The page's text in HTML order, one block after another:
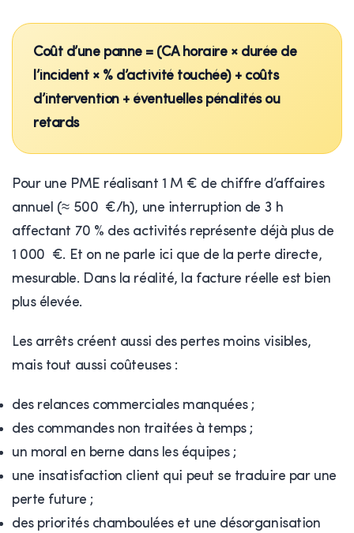
Coût d’une panne = (CA horaire × durée de
l’incident × % d’activité touchée) + coûts
d’intervention + éventuelles pénalités ou
retards
Pour une PME réalisant 1 M € de chiffre d’affaires
annuel (≈ 500 €/h), une interruption de 3 h
affectant 70 % des activités représente déjà plus de
1 000 €. Et on ne parle ici que de la perte directe,
mesurable. Dans la réalité, la facture réelle est bien
plus élevée.
Les arrêts créent aussi des pertes moins visibles,
mais tout aussi coûteuses :
des relances commerciales manquées ;
des commandes non traitées à temps ;
un moral en berne dans les équipes ;
une insatisfaction client qui peut se traduire par une
perte future ;
des priorités chamboulées et une désorganisation